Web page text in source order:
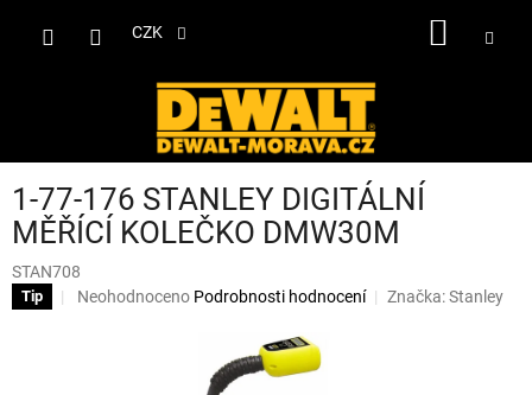
CZK
1-77-176 STANLEY DIGITÁLNÍ
MĚŘÍCÍ KOLEČKO DMW30M
STAN708
Tip
Průměrné
Neohodnoceno Podrobnosti hodnocení Značka:Stanley